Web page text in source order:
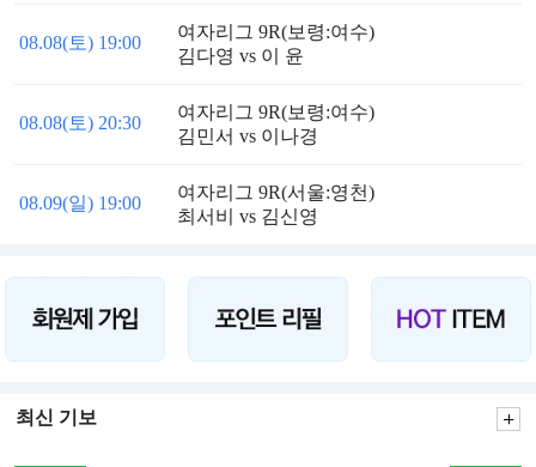
08.08(토) 19:00
여자리그 9R(보령:여수)
김다영 vs 이 윤
08.08(토) 20:30
여자리그 9R(보령:여수)
김민서 vs 이나경
08.09(일) 19:00
여자리그 9R(서울:영천)
최서비 vs 김신영
최신 기보